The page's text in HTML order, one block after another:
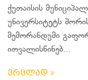
ქუთაისის
უნივერსიტეტს
მემორანდუმი
ითვალისწინებ...
ვრცლად